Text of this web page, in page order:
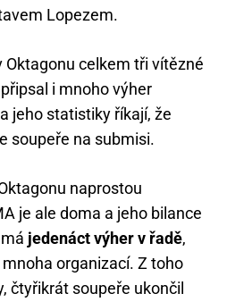
Lopezem.
Oktagonu celkem tři vítězné
i mnoho výher
jeho statistiky říkají, že
soupeře na submisi.
naprostou
je ale doma a jeho bilance
jedenáct výher v řadě,
organizací. Z toho
čtyřikrát soupeře ukončil